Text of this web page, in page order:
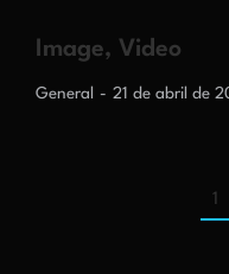
Image, Video
General 21 de abril de
1